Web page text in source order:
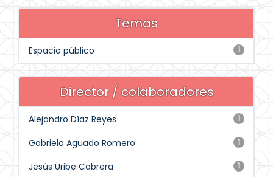
Temas
1
Espacio público
Director / colaboradores
1
Alejandro Díaz Reyes
1
Gabriela Aguado Romero
1
Jesús Uribe Cabrera